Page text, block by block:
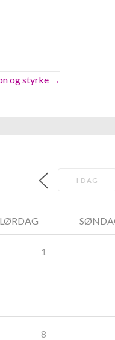
og styrke →
I DAG
LØRDAG
1
8